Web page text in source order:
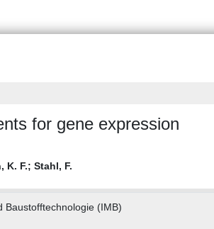
for gene expression
K. F.; Stahl, F.
Baustofftechnologie (IMB)